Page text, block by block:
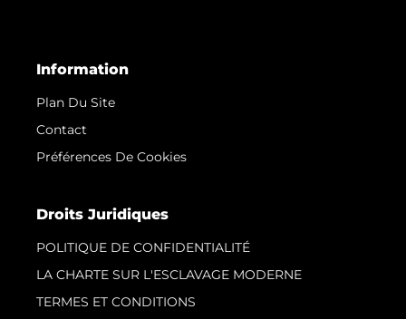
Information
Plan Du Site
Contact
Préférences De Cookies
Droits Juridiques
POLITIQUE DE CONFIDENTIALITÉ
LA CHARTE SUR L'ESCLAVAGE MODERNE
TERMES ET CONDITIONS